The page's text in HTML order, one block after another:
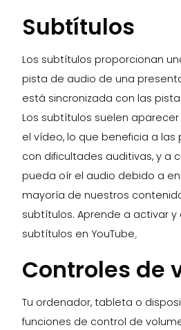
Subtítulos
Los subtítulos proporcionan
pista de audio de una
está sincronizada con las
Los subtítulos suelen
el vídeo, lo que beneficia a las
con dificultades auditivas, y a
pueda oír el audio debido a
mayoría de nuestros
subtítulos. Aprende a activar
subtítulos en YouTube.
Controles de
Tu ordenador, tableta o
funciones de control de